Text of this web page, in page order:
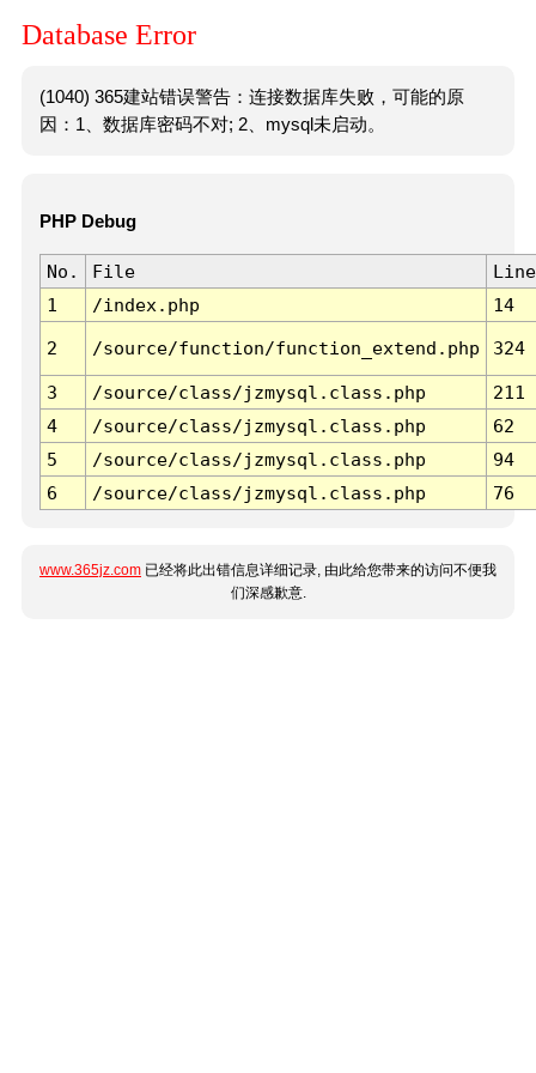
Database Error
(1040) 365建站错误警告：连接数据库失败，可能的原
因：1、数据库密码不对; 2、mysql未启动。
PHP Debug
No. File
Line
1
/index.php 14
2 /source/function/function_extend.php 324
3 /source/class/jzmysql.class.php
211
4
/source/class/jzmysql.class.php
62
5
/source/class/jzmysql.class.php
94
6
/source/class/jzmysql.class.php 76
www.365jz.com 已经将此出错信息详细记录, 由此给您带来的访问不便我
们深感歉意.